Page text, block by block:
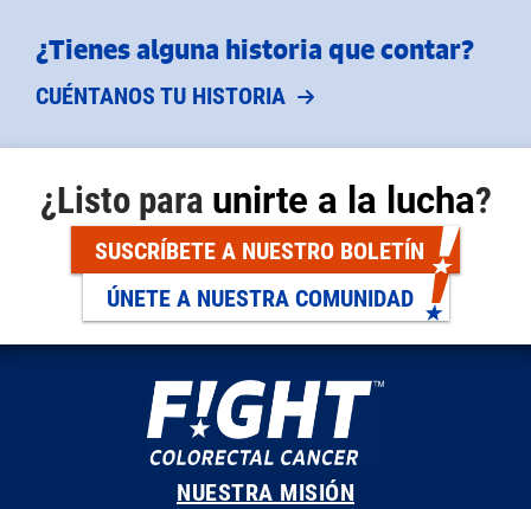
¿Tienes alguna historia que contar?
CUÉNTANOS TU HISTORIA
¿Listo para unirte a la lucha?
SUSCRÍBETE A NUESTRO BOLETÍN
ÚNETE A NUESTRA COMUNIDAD
NUESTRA MISIÓN